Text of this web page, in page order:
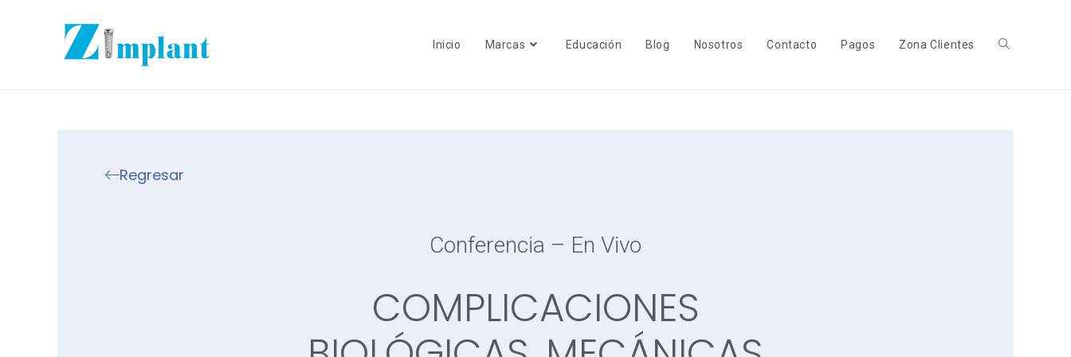
Inicio Marcas Educación Blog Nosotros Contacto Pagos Zona Clientes
Regresar
Conferencia – En Vivo
COMPLICACIONES